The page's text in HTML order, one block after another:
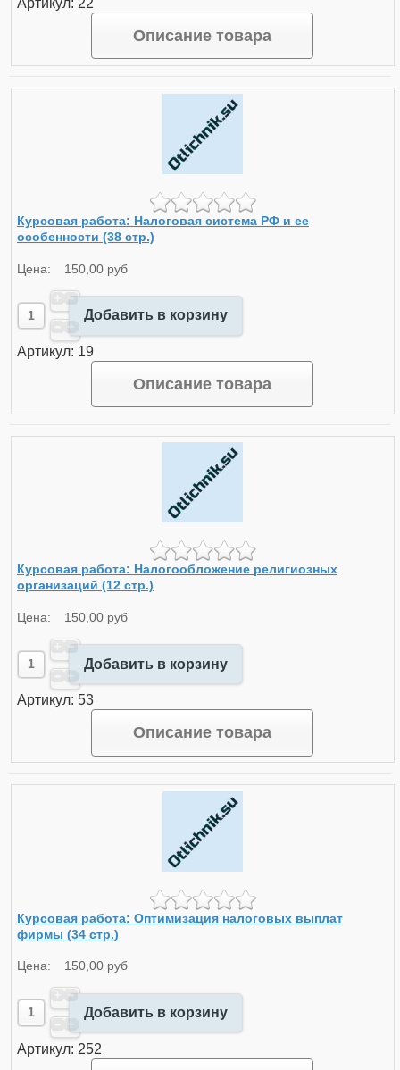
Артикул: 22
Описание товара
Курсовая работа: Налоговая система РФ и ее
особенности (38 стр.)
Цена: 150,00 руб
Добавить в корзину
Артикул: 19
Описание товара
Курсовая работа: Налогообложение религиозных
организаций (12 стр.)
Цена: 150,00 руб
Добавить в корзину
Артикул: 53
Описание товара
Курсовая работа: Оптимизация налоговых выплат
фирмы (34 стр.)
Цена: 150,00 руб
Добавить в корзину
Артикул: 252